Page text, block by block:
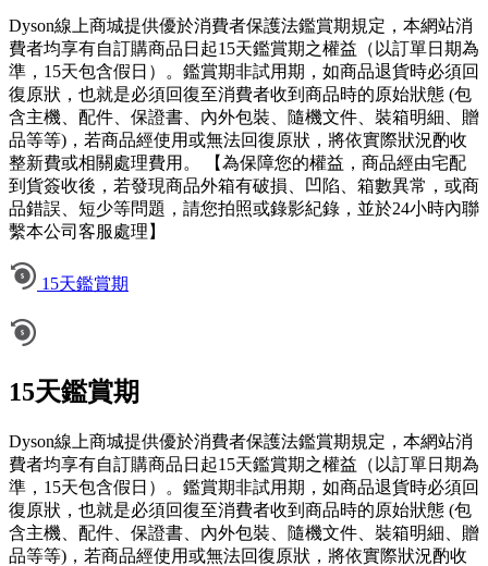
Dyson線上商城提供優於消費者保護法鑑賞期規定，本網站消
費者均享有自訂購商品日起15天鑑賞期之權益（以訂單日期為
準，15天包含假日）。鑑賞期非試用期，如商品退貨時必須回
復原狀，也就是必須回復至消費者收到商品時的原始狀態 (包
含主機、配件、保證書、內外包裝、隨機文件、裝箱明細、贈
品等等)，若商品經使用或無法回復原狀，將依實際狀況酌收
整新費或相關處理費用。 【為保障您的權益，商品經由宅配
到貨簽收後，若發現商品外箱有破損、凹陷、箱數異常，或商
品錯誤、短少等問題，請您拍照或錄影紀錄，並於24小時內聯
繫本公司客服處理】
15天鑑賞期
15天鑑賞期
Dyson線上商城提供優於消費者保護法鑑賞期規定，本網站消
費者均享有自訂購商品日起15天鑑賞期之權益（以訂單日期為
準，15天包含假日）。鑑賞期非試用期，如商品退貨時必須回
復原狀，也就是必須回復至消費者收到商品時的原始狀態 (包
含主機、配件、保證書、內外包裝、隨機文件、裝箱明細、贈
品等等)，若商品經使用或無法回復原狀，將依實際狀況酌收